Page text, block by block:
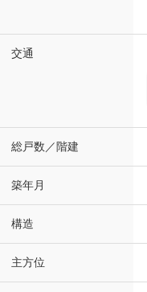
交通
総戸数／階建
築年月
構造
主方位